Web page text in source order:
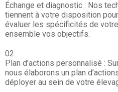
Échange et diagnostic : Nos
tiennent à votre disposition
évaluer les spécificités de
ensemble vos objectifs.
Plan d'actions personnalisé :
nous élaborons un plan
déployer au sein de votre